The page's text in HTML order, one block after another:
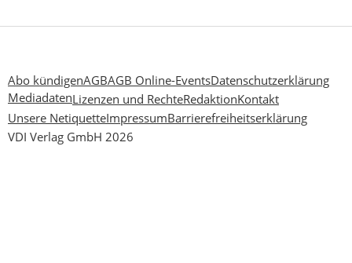
Abo kündigenAGBAGB Online-EventsDatenschutzerklärung
MediadatenLizenzen und RechteRedaktionKontakt
Unsere NetiquetteImpressumBarrierefreiheitserklärung
VDI Verlag GmbH 2026